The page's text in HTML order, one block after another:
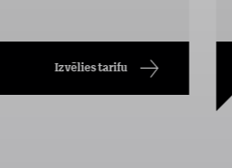
Izvēlies tarifu